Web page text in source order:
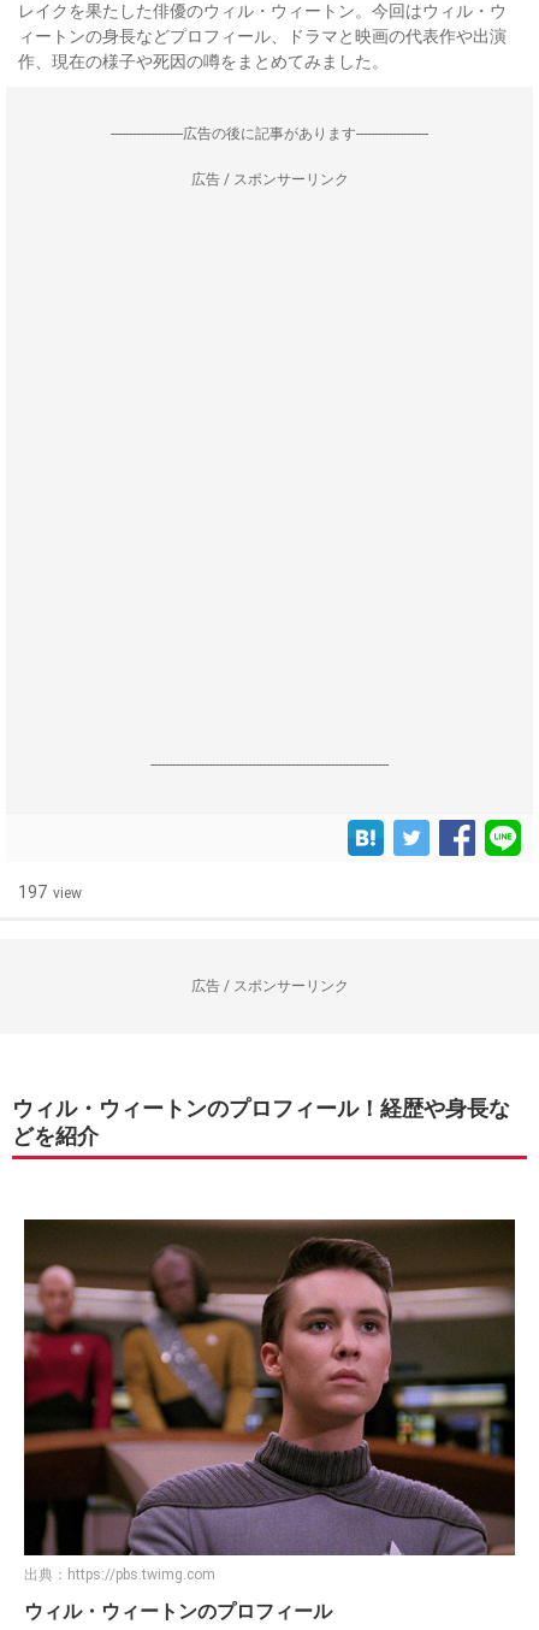
レイクを果たした俳優のウィル・ウィートン。今回はウィル・ウ
ィートンの身長などプロフィール、ドラマと映画の代表作や出演
作、現在の様子や死因の噂をまとめてみました。
--------------------広告の後に記事があります--------------------
広告 / スポンサーリンク
------------------------------------------------------------------
197 view
広告 / スポンサーリンク
ウィル・ウィートンのプロフィール！経歴や身長な
どを紹介
出典： https://pbs.twimg.com
ウィル・ウィートンのプロフィール